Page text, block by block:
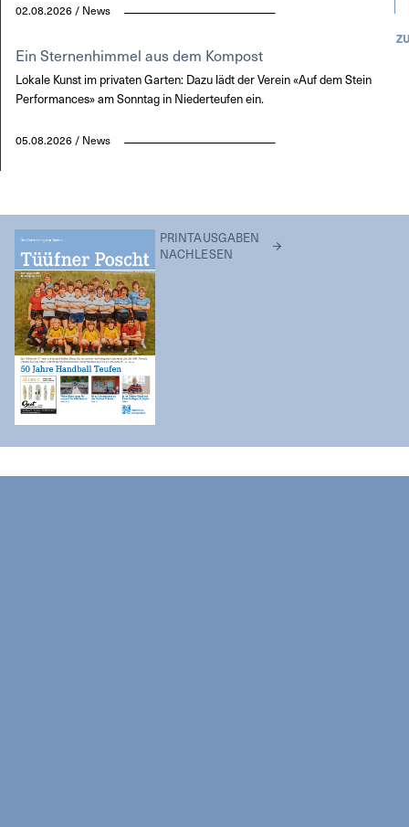
02.08.2026 / News
Ein Sternenhimmel aus dem Kompost
Lokale Kunst im privaten Garten: Dazu lädt der Verein «Auf dem Stein
Performances» am Sonntag in Niederteufen ein.
05.08.2026 / News
PRINTAUSGABEN
NACHLESEN